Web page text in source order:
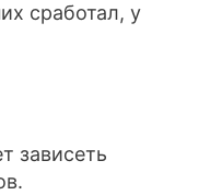
сработал, у
зависеть